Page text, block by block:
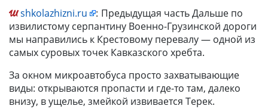
shkolazhizni.ru : Предыдущая часть Дальше по
извилистому серпантину Военно-Грузинской дороги
мы направились к Крестовому перевалу — одной из
самых суровых точек Кавказского хребта.
За окном микроавтобуса просто захватывающие
виды: открываются пропасти и где-то там, далеко
внизу, в ущелье, змейкой извивается Терек.